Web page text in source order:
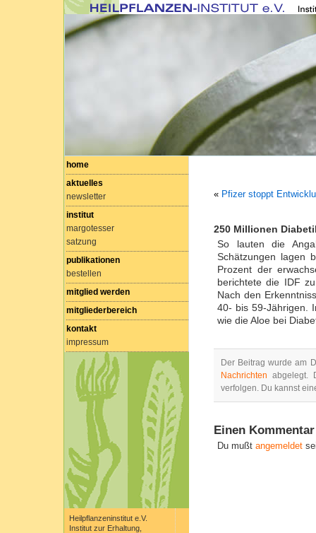
home
aktuelles
newsletter
institut
margotesser
satzung
publikationen
bestellen
mitglied werden
mitgliederbereich
kontakt
impressum
Heilpflanzeninstitut e.V.
Institut zur Erhaltung,
« Pfizer stoppt
250 Millionen
So lauten die
Schätzungen lagen
Prozent der
berichtete die IDF
Nach den
40- bis 59-Jährigen.
wie die Aloe bei
Der Beitrag wurde am
Nachrichten abgelegt.
verfolgen. Du kannst
Einen
Du mußt angemeldet